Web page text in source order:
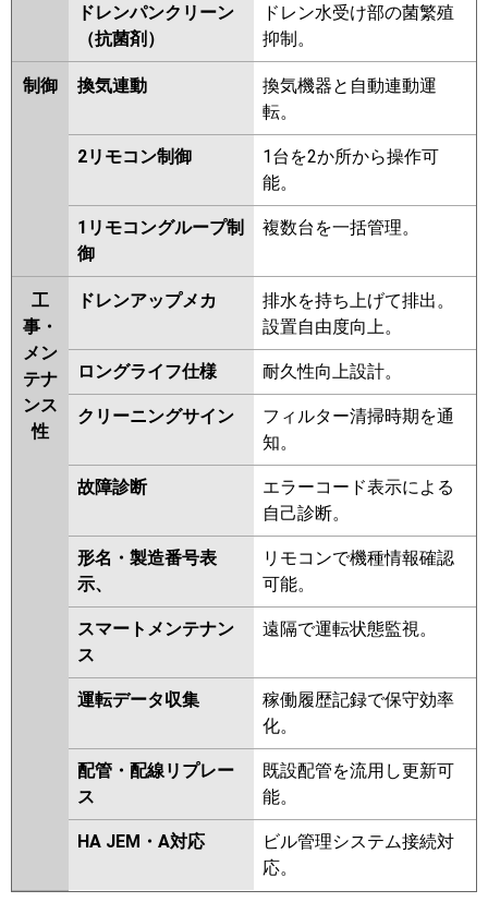
ドレンパンクリーン
（抗菌剤）
ドレン水受け部の菌繁殖
抑制。
制御 換気連動
換気機器と自動連動運
転。
2リモコン制御
1台を2か所から操作可
能。
1リモコングループ制
御
複数台を一括管理。
工
事・
メン
テナ
ンス
性
ドレンアップメカ
排水を持ち上げて排出。
設置自由度向上。
ロングライフ仕様 耐久性向上設計。
クリーニングサイン
フィルター清掃時期を通
知。
故障診断
エラーコード表示による
自己診断。
形名・製造番号表
示、
リモコンで機種情報確認
可能。
スマートメンテナン
ス
遠隔で運転状態監視。
運転データ収集
稼働履歴記録で保守効率
化。
配管・配線リプレー
ス
既設配管を流用し更新可
能。
HA JEM・A対応
ビル管理システム接続対
応。